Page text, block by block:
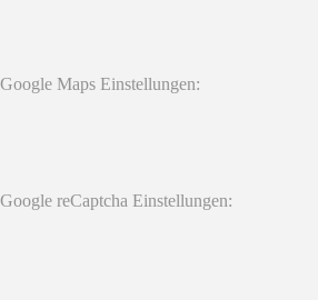
Google Maps Einstellungen:
Google reCaptcha Einstellungen: